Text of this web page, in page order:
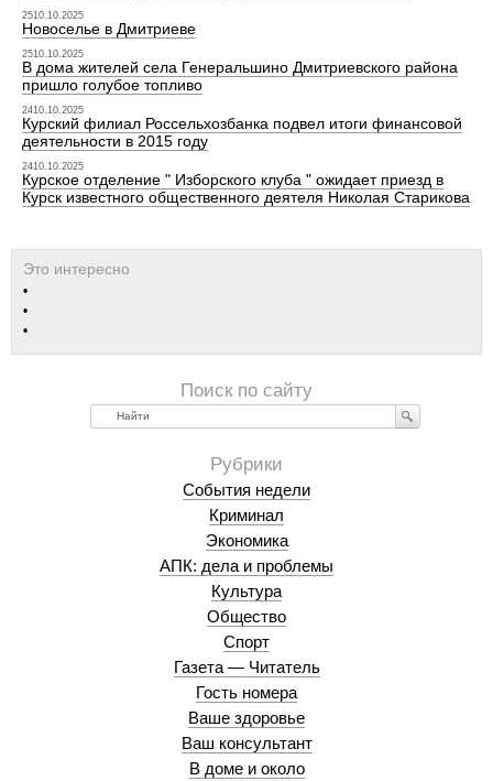
2510.10.2025
Новоселье в Дмитриеве
2510.10.2025
В дома жителей села Генеральшино Дмитриевского района
пришло голубое топливо
2410.10.2025
Курский филиал Россельхозбанка подвел итоги финансовой
деятельности в 2015 году
2410.10.2025
Курское отделение " Изборского клуба " ожидает приезд в
Курск известного общественного деятеля Николая Старикова
Найти
События недели
Криминал
Экономика
АПК: дела и проблемы
Культура
Общество
Спорт
Газета — Читатель
Гость номера
Ваше здоровье
Ваш консультант
В доме и около